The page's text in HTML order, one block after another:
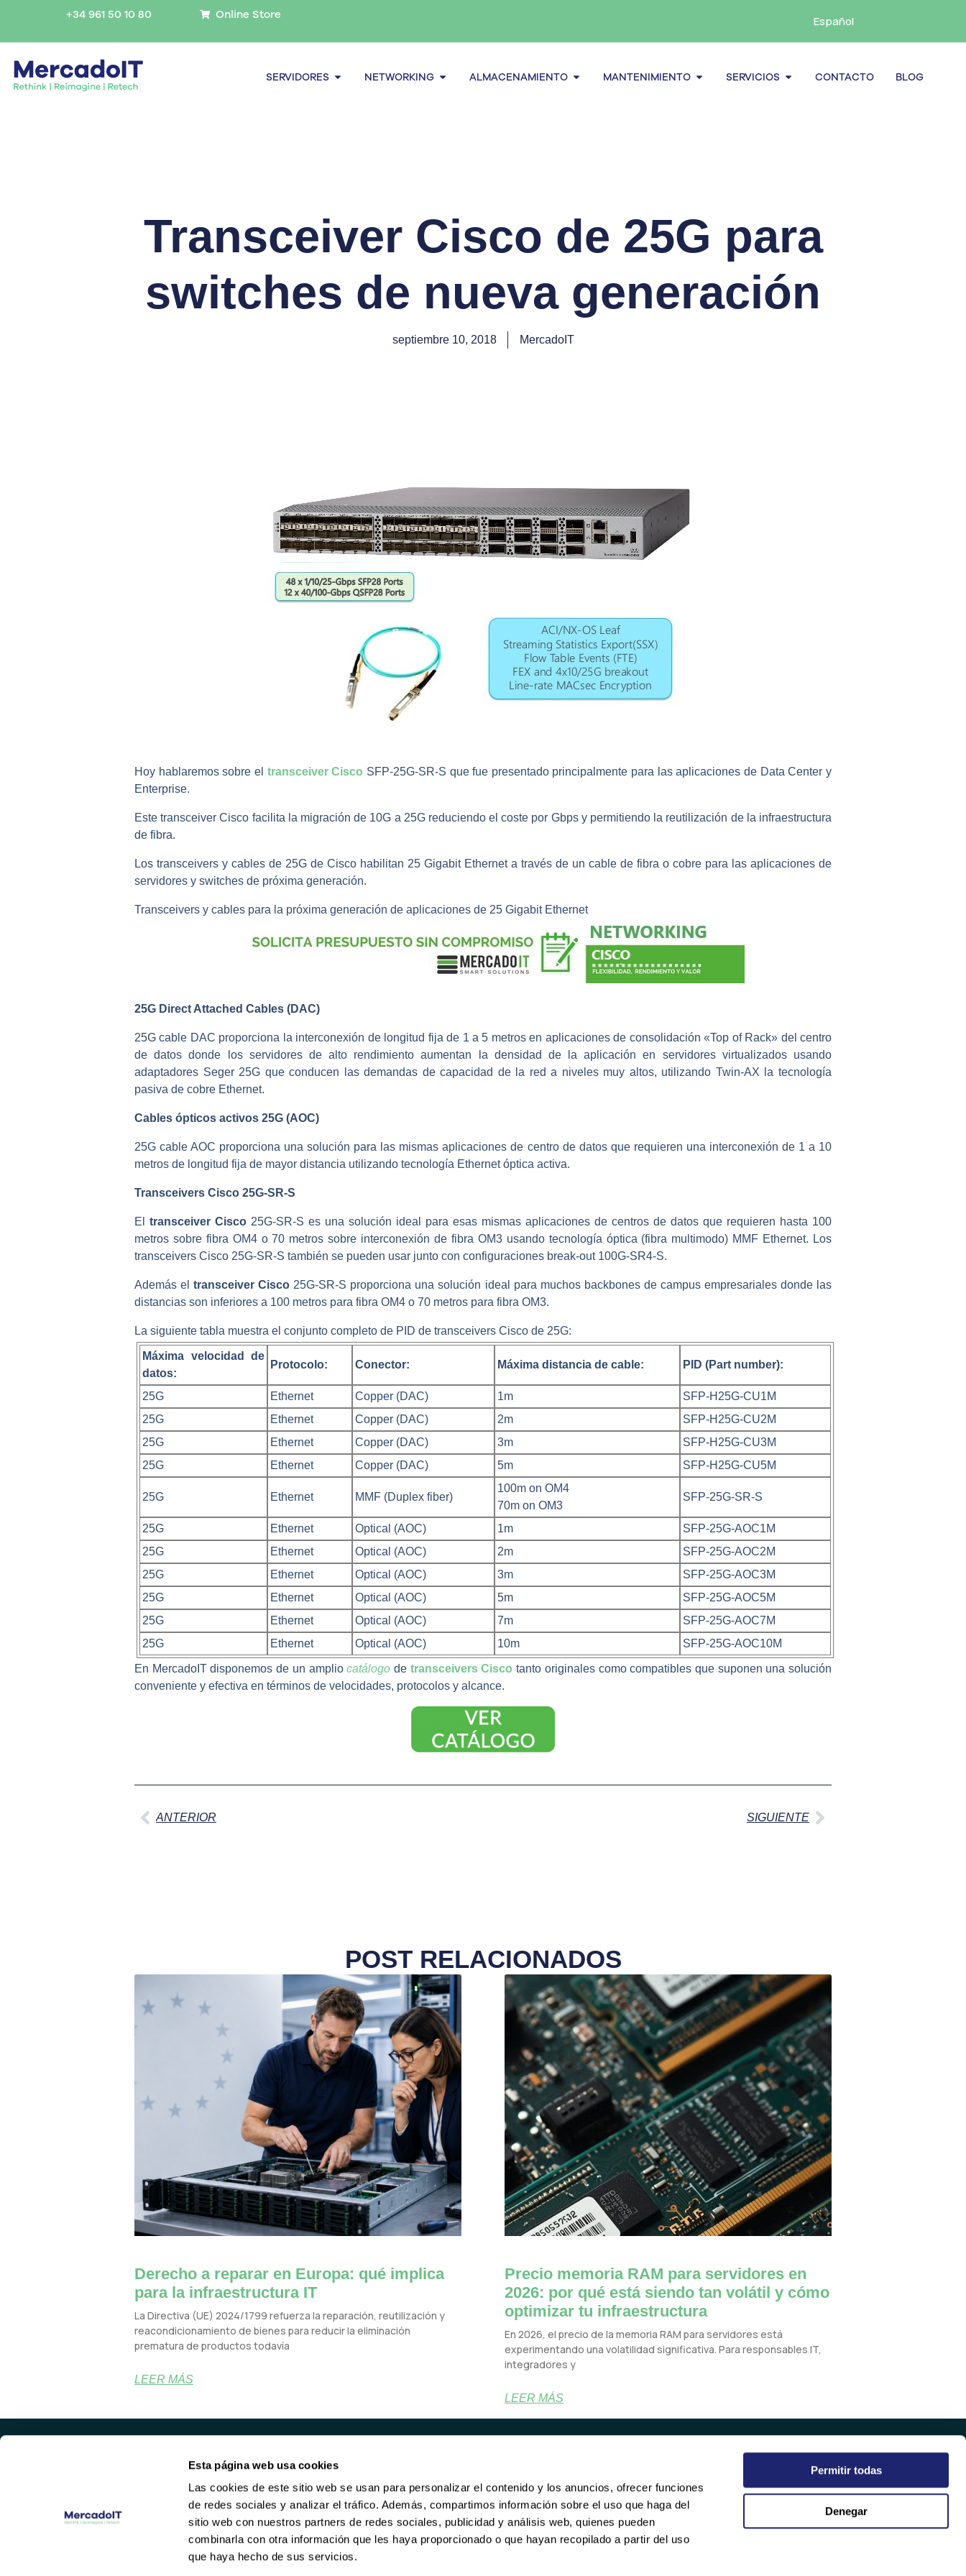
Esta página web usa cookies
Las cookies de este sitio web se usan para personalizar el contenido y los anuncios, ofrecer funciones
de redes sociales y analizar el tráfico. Además, compartimos información sobre el uso que haga del
sitio web con nuestros partners de redes sociales, publicidad y análisis web, quienes pueden
combinarla con otra información que les haya proporcionado o que hayan recopilado a partir del uso
que haya hecho de sus servicios.
Permitir todas
Denegar
contenido
+34 961 50 10 80 Online Store Español
SERVIDORES Abrir Servidores
NETWORKING Abrir Networking
ALMACENAMIENTO Abrir almacenamiento
MANTENIMIENTO Abrir Mantenimiento
SERVICIOS Abrir Servicios
CONTACTO BLOG
Transceiver Cisco de 25G para
switches de nueva generación
septiembre 10, 2018 MercadoIT
Hoy hablaremos sobre el transceiver Cisco SFP-25G-SR-S que fue presentado principalmente para las aplicaciones de Data Center y
Enterprise.
Este transceiver Cisco facilita la migración de 10G a 25G reduciendo el coste por Gbps y permitiendo la reutilización de la infraestructura
de fibra.
Los transceivers y cables de 25G de Cisco habilitan 25 Gigabit Ethernet a través de un cable de fibra o cobre para las aplicaciones de
servidores y switches de próxima generación.
Transceivers y cables para la próxima generación de aplicaciones de 25 Gigabit Ethernet
25G Direct Attached Cables (DAC)
25G cable DAC proporciona la interconexión de longitud fija de 1 a 5 metros en aplicaciones de consolidación «Top of Rack» del centro
de datos donde los servidores de alto rendimiento aumentan la densidad de la aplicación en servidores virtualizados usando
adaptadores Seger 25G que conducen las demandas de capacidad de la red a niveles muy altos, utilizando Twin-AX la tecnología
pasiva de cobre Ethernet.
Cables ópticos activos 25G (AOC)
25G cable AOC proporciona una solución para las mismas aplicaciones de centro de datos que requieren una interconexión de 1 a 10
metros de longitud fija de mayor distancia utilizando tecnología Ethernet óptica activa.
Transceivers Cisco 25G-SR-S
El transceiver Cisco 25G-SR-S es una solución ideal para esas mismas aplicaciones de centros de datos que requieren hasta 100
metros sobre fibra OM4 o 70 metros sobre interconexión de fibra OM3 usando tecnología óptica (fibra multimodo) MMF Ethernet. Los
transceivers Cisco 25G-SR-S también se pueden usar junto con configuraciones break-out 100G-SR4-S.
Además eltransceiver Cisco 25G-SR-S proporciona una solución ideal para muchos backbones de campus empresariales donde las
distancias son inferiores a 100 metros para fibra OM4 o 70 metros para fibra OM3.
La siguiente tabla muestra el conjunto completo de PID de transceivers Cisco de 25G:
Máxima velocidad de
datos:
Protocolo: Conector: Máxima distancia de cable: PID (Part number):
25G Ethernet Copper (DAC) 1m
SFP-H25G-CU1M
25G
Ethernet Copper (DAC) 2m
SFP-H25G-CU2M
25G
Ethernet Copper (DAC) 3m
SFP-H25G-CU3M
25G
Ethernet Copper (DAC) 5m SFP-H25G-CU5M
25G Ethernet MMF (Duplex fiber)
100m on OM4
70m on OM3
SFP-25G-SR-S
25G Ethernet Optical (AOC) 1m
SFP-25G-AOC1M
25G
Ethernet Optical (AOC) 2m
SFP-25G-AOC2M
25G
Ethernet Optical (AOC) 3m
SFP-25G-AOC3M
25G
Ethernet Optical (AOC) 5m
SFP-25G-AOC5M
25G
Ethernet Optical (AOC) 7m
SFP-25G-AOC7M
25G
Ethernet Optical (AOC) 10m SFP-25G-AOC10M
En MercadoIT disponemos de un ampliocatálogo de transceivers Cisco tanto originales como compatibles que suponen una solución
conveniente y efectiva en términos de velocidades, protocolos y alcance.
ANTERIOR SIGUIENTE
POST RELACIONADOS
Derecho a reparar en Europa: qué implica
para la infraestructura IT
La Directiva (UE) 2024/1799 refuerza la reparación, reutilización y
reacondicionamiento de bienes para reducir la eliminación
prematura de productos todavía
LEER MÁS
Precio memoria RAM para servidores en
2026: por qué está siendo tan volátil y cómo
optimizar tu infraestructura
En 2026, el precio de la memoria RAM para servidores está
experimentando una volatilidad significativa. Para responsables IT,
integradores y
LEER MÁS
Valencia
contacto@mercadoit.com
PRODUCTOS
SERVIDORES REACONDICIONADOS
HARDWARE DE ALMACENAMIENTO
NETWORKING
SERVICIOS
RECOMPRA
BORRADO DE DATOS
MANTENIMIENTO
GARANTÍA DE POR VIDA
EMPRESA
QUIÉNES SOMOS
CALIDAD